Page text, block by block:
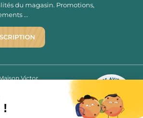
2780 AVIS
9.7/10
du magasin. Promotions,
...
Victor
!